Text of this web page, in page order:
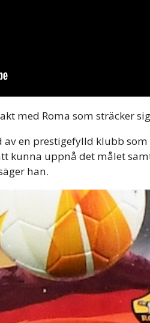
med Roma som sträcker
av en prestigefylld klubb
kunna uppnå det målet
han.